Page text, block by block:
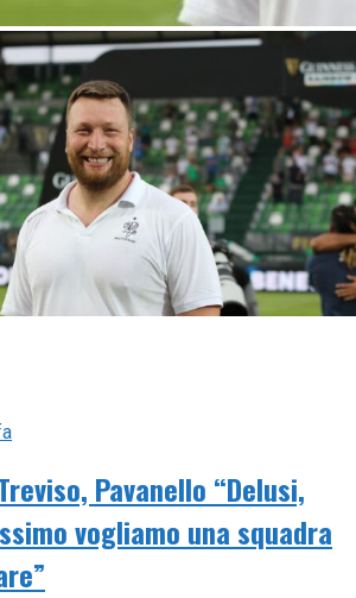
Pavanello “Delusi,
vogliamo una squadra